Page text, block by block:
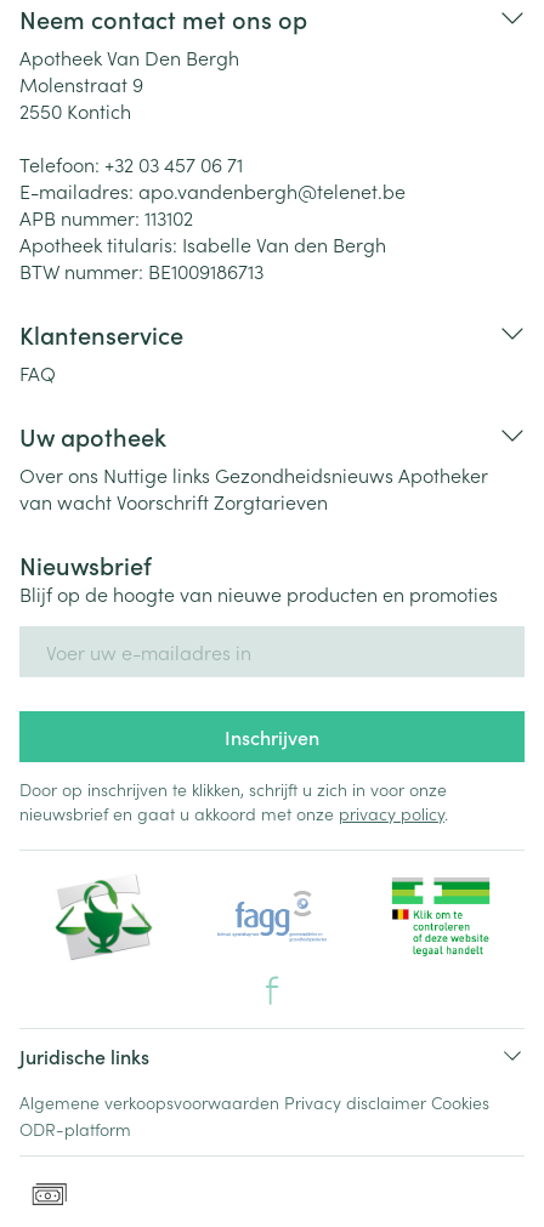
Neem contact met ons op
Apotheek Van Den Bergh
Molenstraat 9
2550 Kontich
Telefoon: +32 03 457 06 71
E-mailadres: apo.vandenbergh@telenet.be
APB nummer: 113102
Apotheek titularis: Isabelle Van den Bergh
BTW nummer: BE1009186713
Klantenservice
FAQ
Uw apotheek
Over ons Nuttige links Gezondheidsnieuws Apotheker
van wachtVoorschriftZorgtarieven
Nieuwsbrief
Blijf op de hoogte van nieuwe producten en promoties
Inschrijven
Door op inschrijven te klikken, schrijft u zich in voor onze
nieuwsbrief en gaat u akkoord met onze privacy policy.
Juridische links
Algemene verkoopsvoorwaarden Privacy disclaimer Cookies
ODR-platform